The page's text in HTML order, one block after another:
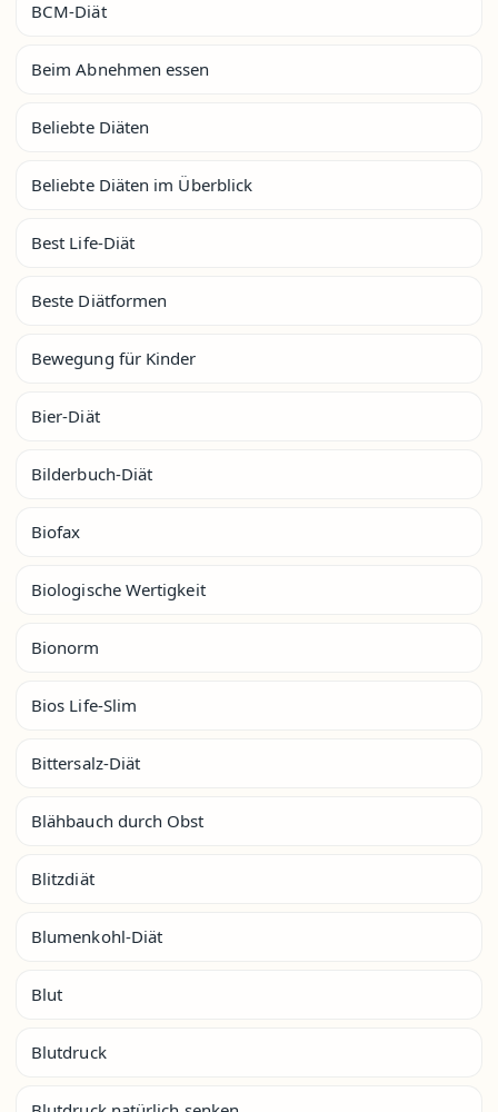
BCM-Diät
Beim Abnehmen essen
Beliebte Diäten
Beliebte Diäten im Überblick
Best Life-Diät
Beste Diätformen
Bewegung für Kinder
Bier-Diät
Bilderbuch-Diät
Biofax
Biologische Wertigkeit
Bionorm
Bios Life-Slim
Bittersalz-Diät
Blähbauch durch Obst
Blitzdiät
Blumenkohl-Diät
Blut
Blutdruck